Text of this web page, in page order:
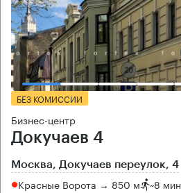
БЕЗ КОМИССИИ
Бизнес-центр
Докучаев 4
Москва, Докучаев переулок, 4
Красные Ворота → 850 м ~8 мин